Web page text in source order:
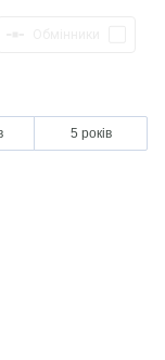
5 років